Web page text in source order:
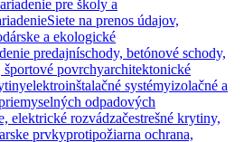
pre školy a
Siete na prenos údajov,
a ekologické
predajníschody, betónové schody,
športové povrchyarchitektonické
elektroinštalačné systémyizolačné a
odpadových
elektrické rozvádzačestrešné krytiny,
prvkyprotipožiarna ochrana,